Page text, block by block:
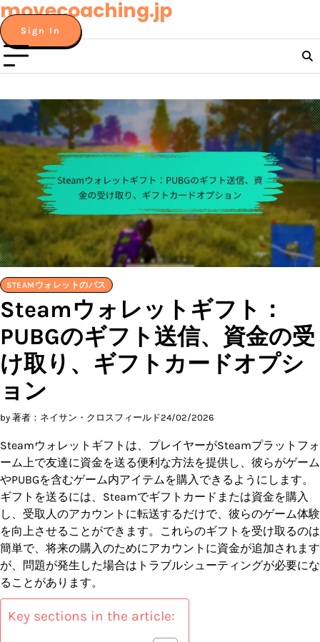
Skip
to
content
movecoaching.jp
Sign In
STEAMウォレットのパス
Steamウォレットギフト：
PUBGのギフト送信、資金の受
け取り、ギフトカードオプシ
ョン
by 著者：ネイサン・クロスフィールド24/02/2026
Steamウォレットギフトは、プレイヤーがSteamプラットフォ
ーム上で友達に資金を送る便利な方法を提供し、彼らがゲーム
やPUBGを含むゲーム内アイテムを購入できるようにします。
ギフトを送るには、Steamでギフトカードまたは資金を購入
し、受取人のアカウントに転送するだけで、彼らのゲーム体験
を向上させることができます。これらのギフトを受け取るのは
簡単で、将来の購入のためにアカウントに資金が追加されます
が、問題が発生した場合はトラブルシューティングが必要にな
ることがあります。
Key sections in the article: